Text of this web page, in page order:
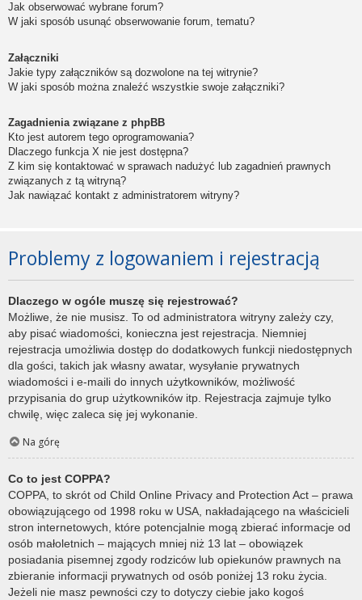
Jak obserwować wybrane forum?
W jaki sposób usunąć obserwowanie forum, tematu?
Załączniki
Jakie typy załączników są dozwolone na tej witrynie?
W jaki sposób można znaleźć wszystkie swoje załączniki?
Zagadnienia związane z phpBB
Kto jest autorem tego oprogramowania?
Dlaczego funkcja X nie jest dostępna?
Z kim się kontaktować w sprawach nadużyć lub zagadnień prawnych
związanych z tą witryną?
Jak nawiązać kontakt z administratorem witryny?
Problemy z logowaniem i rejestracją
Dlaczego w ogóle muszę się rejestrować?
Możliwe, że nie musisz. To od administratora witryny zależy czy,
aby pisać wiadomości, konieczna jest rejestracja. Niemniej
rejestracja umożliwia dostęp do dodatkowych funkcji niedostępnych
dla gości, takich jak własny awatar, wysyłanie prywatnych
wiadomości i e-maili do innych użytkowników, możliwość
przypisania do grup użytkowników itp. Rejestracja zajmuje tylko
chwilę, więc zaleca się jej wykonanie.
Na górę
Co to jest COPPA?
COPPA, to skrót od Child Online Privacy and Protection Act – prawa
obowiązującego od 1998 roku w USA, nakładającego na właścicieli
stron internetowych, które potencjalnie mogą zbierać informacje od
osób małoletnich – mających mniej niż 13 lat – obowiązek
posiadania pisemnej zgody rodziców lub opiekunów prawnych na
zbieranie informacji prywatnych od osób poniżej 13 roku życia.
Jeżeli nie masz pewności czy to dotyczy ciebie jako kogoś